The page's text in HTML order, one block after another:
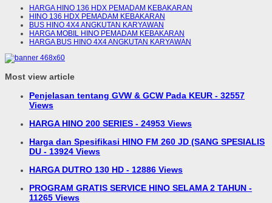
HARGA HINO 136 HDX PEMADAM KEBAKARAN
HINO 136 HDX PEMADAM KEBAKARAN
BUS HINO 4X4 ANGKUTAN KARYAWAN
HARGA MOBIL HINO PEMADAM KEBAKARAN
HARGA BUS HINO 4X4 ANGKUTAN KARYAWAN
Most view article
Penjelasan tentang GVW & GCW Pada KEUR - 32557
Views
HARGA HINO 200 SERIES - 24953 Views
Harga dan Spesifikasi HINO FM 260 JD (SANG SPESIALIS
DU - 13924 Views
HARGA DUTRO 130 HD - 12886 Views
PROGRAM GRATIS SERVICE HINO SELAMA 2 TAHUN -
11265 Views